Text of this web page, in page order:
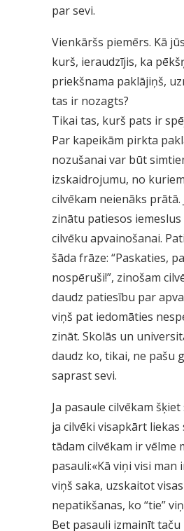
par sevi.
Vienkāršs piemērs. Kā
kurš, ieraudzījis, ka
priekšnama paklājiņš,
tas ir nozagts?
Tikai tas, kurš pats ir
Par kapeikām pirkta
nozušanai var būt
izskaidrojumu, no
cilvēkam neienāks prātā.
zinātu patiesos iemeslus
cilvēku apvainošanai.
šāda frāze: “Paskaties,
nospēruši!”, zinošam
daudz patiesību par
viņš pat iedomāties
zināt. Skolās un
daudz ko, tikai, ne pašu
saprast sevi.
Ja pasaule cilvēkam
ja cilvēki visapkārt liekas
tādam cilvēkam ir vēlme
pasauli:«Kā viņi visi
viņš saka, uzskaitot
nepatikšanas, ko “tie”
Bet pasauli izmainīt